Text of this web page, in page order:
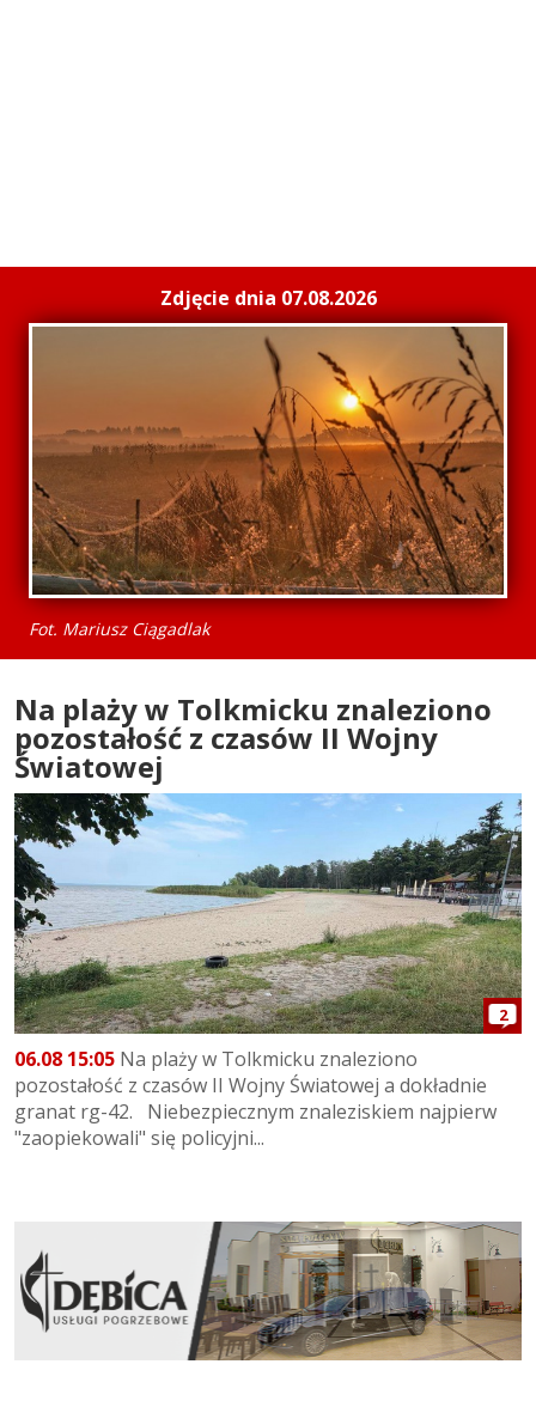
Zdjęcie dnia 07.08.2026
Fot. Mariusz Ciągadlak
Na plaży w Tolkmicku znaleziono
pozostałość z czasów II Wojny
Światowej
2
06.08 15:05 Na plaży w Tolkmicku znaleziono
pozostałość z czasów II Wojny Światowej a dokładnie
granat rg-42. Niebezpiecznym znaleziskiem najpierw
"zaopiekowali" się policyjni...